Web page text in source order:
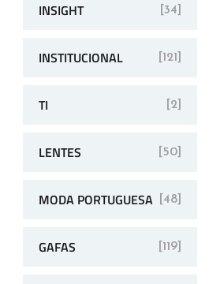
INSIGHT [34]
INSTITUCIONAL [121]
TI [2]
LENTES [50]
MODA PORTUGUESA [48]
GAFAS [119]